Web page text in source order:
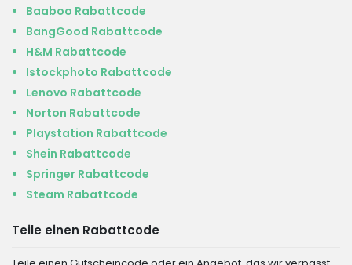
Baaboo Rabattcode
BangGood Rabattcode
H&M Rabattcode
Istockphoto Rabattcode
Lenovo Rabattcode
Norton Rabattcode
Playstation Rabattcode
Shein Rabattcode
Springer Rabattcode
Steam Rabattcode
Teile einen Rabattcode